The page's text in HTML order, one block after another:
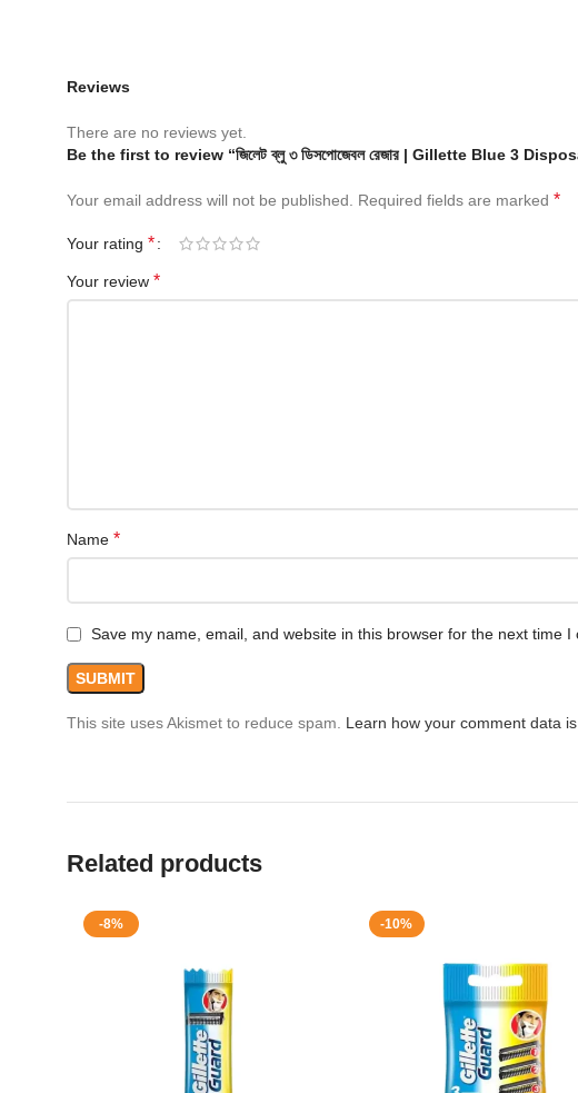
Reviews
There are no reviews yet.
Be the first to review “জিলেট ব্লু ৩ ডিসপোজেবল রেজার | Gillette Blue 3
Your email address will not be published. Required fields are marked *
Your rating *
Your review *
Name *
Save my name, email, and website in this browser for the next time I
This site uses Akismet to reduce spam. Learn how your comment data
Related products
-8% -10%